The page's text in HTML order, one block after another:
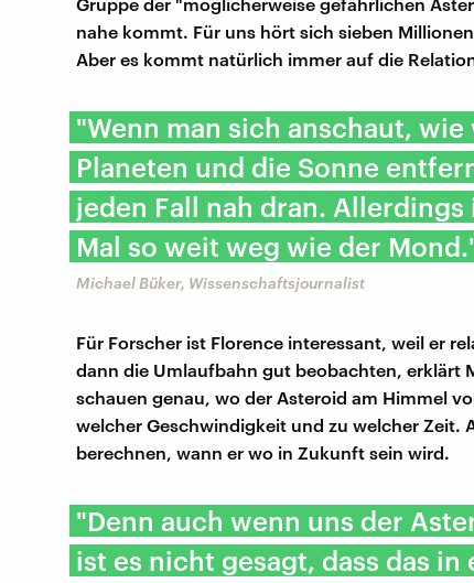
nahe kommt. Für uns hört sich sieben
Aber es kommt natürlich immer auf die
"Wenn man sich anschaut,
Planeten und die Sonne
jeden Fall nah dran.
Mal so weit weg wie der
Michael Büker, Wissenschaftsjournalist
Für Forscher ist Florence interessant, weil er
dann die Umlaufbahn gut beobachten, erklärt
schauen genau, wo der Asteroid am Himmel
welcher Geschwindigkeit und zu welcher Zeit.
berechnen, wann er wo in Zukunft sein wird.
"Denn auch wenn uns der
ist es nicht gesagt, dass das